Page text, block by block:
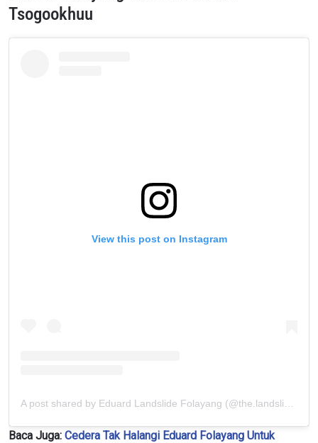
Tsogookhuu
View this post on Instagram
Baca Juga: Cedera Tak Halangi Eduard Folayang Untuk